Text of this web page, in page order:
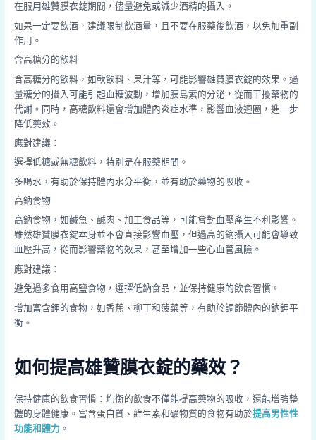
在服用雄贊膜衣錠期間，儘量避免或減少酒精的攝入。
如果一定要飲酒，建議限制飲酒量，且不要在服藥後飲酒，以免加重副
作用。
含高糖分的飲料
含高糖分的飲料，如軟飲料、果汁等，可能影響雄贊膜衣錠的效果。過
量糖分的攝入可能引起血糖波動，增加胰島素的分泌，從而干擾藥物的
代謝。同時，高糖飲料還會增加體內炎症水準，影響血液迴圈，進一步
降低藥效。
應對建議：
選擇低糖或無糖飲料，特別是在服藥期間。
多喝水，有助於保持體內水分平衡，並有助於藥物的吸收。
高鈉食物
高鈉食物，如鹹魚、鹹肉、加工食品等，可能會對血壓產生不利影響。
雖然雄贊膜衣錠本身並不會直接影響血壓，但過高的鈉攝入可能會導致
血壓升高，從而影響藥物的效果，甚至增加一些心血管風險。
應對建議：
避免過多食用高鹽食物，選擇低鈉食品，並保持健康的飲食習慣。
增加富含鉀的食物，如香蕉、柳丁和菠菜等，有助於調節體內的鈉鉀平
衡。
如何提高雄贊膜衣錠的藥效？
保持健康的飲食習慣：均衡的飲食不僅能提高藥物的吸收，還能增強整
體的身體健康。富含蛋白質、維生素和礦物質的食物有助於提高男性性
功能和體力 。